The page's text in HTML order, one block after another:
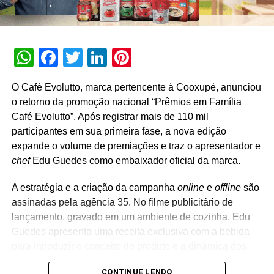
sociais da empresa.
criativo da promoção e a inserção de tecnologias que irão
auxiliar na escolha da história vencedora. A XLab
de bot conectado com o WhatsApp para extração das
imagens e do áudio das histórias para que a Mobil
pudesse realizar a curadoria. Além disso, criou uma
landing page para ser a porta de entrada da promoção na
qual os caminhoneiros poderão consultar a qualquer
momento todas as informações, como os produtos
participantes, regulamento, além de poder acionar o bot
ou tirar dúvidas através do FAQ. Já a Curious foi
responsável pela idealização da promoção, dando total
suporte à execução por parte do time XLab. “Com essa
canais de comunicação que têm a melhor performance, e
WhatsApp
Facebook
TwitterLinkedIn
O Café Evolutto, marca pertencente à Cooxupé, anunciou
o retorno da promoção nacional “Prêmios em Família
Café Evolutto”. Após registrar mais de 110 mil
participantes em sua primeira fase, a nova edição
expande o volume de premiações e traz o apresentador e
chefEdu Guedes como embaixador oficial da marca.
A estratégia e a criação da campanha onlinee offlinesão
assinadas pela agência 35. No filme publicitário de
lançamento, gravado em um ambiente de cozinha, Edu
Guedes apresenta uma receita exclusiva com a bebida
prêmios aos consumidores. “Quando uma marca cresce
CONTINUE LENDO